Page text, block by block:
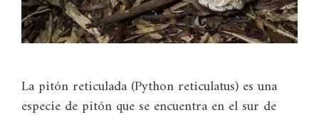
La pitón reticulada (Python reticulatus) es una
especie de pitón que se encuentra en el sur de